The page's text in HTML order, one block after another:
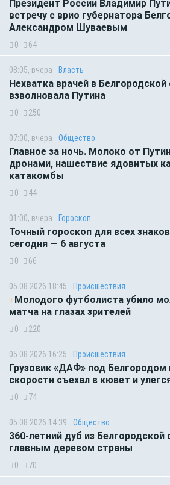
Президент России Владимир
встречу с врио губернатора
Александром Шуваевым
0 64
08:05, вчера Власть
Нехватка врачей в Белгородской
взволновала Путина
0 250
07:00, вчера Общество
Главное за ночь. Молоко от
дронами, нашествие ядовитых
катакомбы
0 44
01:00, вчера Гороскоп
Точный гороскоп для всех
сегодня — 6 августа
0 66
05.08.2026 18:45 Происшествия
Молодого футболиста убило
матча на глазах зрителей
0 220
05.08.2026 16:25 Происшествия
Грузовик «ДАФ» под Белгородом
скорости съехал в кювет и
0 74
05.08.2026 14:39 Общество
360-летний дуб из Белгородской
главным деревом страны
0 70